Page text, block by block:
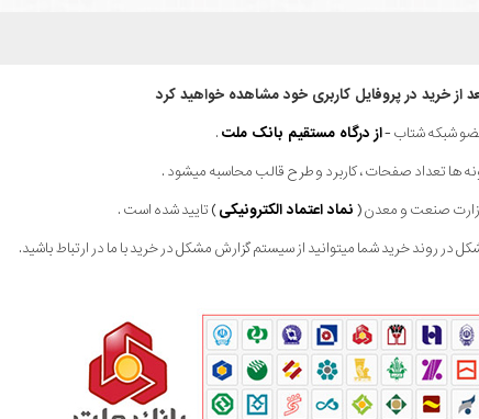
از خرید در پروفایل کاربری خود مشاهده خواهید کرد
عضو شبکه شتاب -از درگاه مستقیم بانک ملت .
ها تعداد صفحات ، کاربرد و طرح قالب محاسبه میشود .
صنعت و معدن ( نماد اعتماد الکترونیکی) تایید شده است .
در روند خرید شما میتوانید از سیستم گزارش مشکل در خرید با ما در ارتباط باشید.